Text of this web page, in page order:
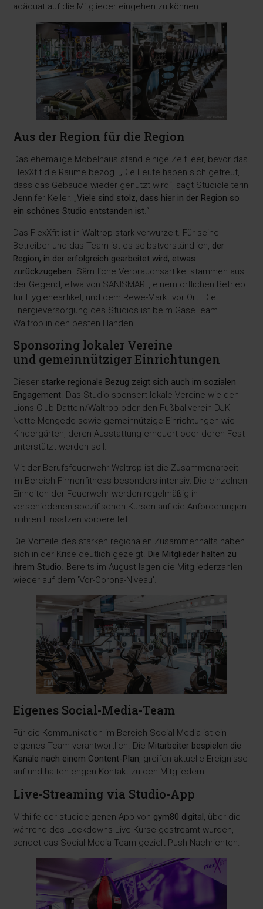
adäquat auf die Mitglieder eingehen zu können.
Aus der Region für die Region
Das ehemalige Möbelhaus stand einige Zeit leer, bevor das
FlexXfit die Räume bezog. „Die Leute haben sich gefreut,
dass das Gebäude wieder genutzt wird“, sagt Studioleiterin
Jennifer Keller. „Viele sind stolz, dass hier in der Region so
ein schönes Studio entstanden ist.“
Das FlexXfit ist in Waltrop stark verwurzelt. Für seine
Betreiber und das Team ist es selbstverständlich, der
Region, in der erfolgreich gearbeitet wird, etwas
zurückzugeben. Sämtliche Verbrauchsartikel stammen aus
der Gegend, etwa von SANISMART, einem örtlichen Betrieb
für Hygieneartikel, und dem Rewe-Markt vor Ort. Die
Energieversorgung des Studios ist beim GaseTeam
Waltrop in den besten Händen.
Sponsoring lokaler Vereine
und gemeinnütziger Einrichtungen
Dieser starke regionale Bezug zeigt sich auch im sozialen
Engagement. Das Studio sponsert lokale Vereine wie den
Lions Club Datteln/Waltrop oder den Fußballverein DJK
Nette Mengede sowie gemeinnützige Einrichtungen wie
Kindergärten, deren Ausstattung erneuert oder deren Fest
unterstützt werden soll.
Mit der Berufsfeuerwehr Waltrop ist die Zusammenarbeit
im Bereich Firmenfitness besonders intensiv: Die einzelnen
Einheiten der Feuerwehr werden regelmäßig in
verschiedenen spezifischen Kursen auf die Anforderungen
in ihren Einsätzen vorbereitet.
Die Vorteile des starken regionalen Zusammenhalts haben
sich in der Krise deutlich gezeigt. Die Mitglieder halten zu
ihrem Studio. Bereits im August lagen die Mitgliederzahlen
wieder auf dem 'Vor-Corona-Niveau'.
Eigenes Social-Media-Team
Für die Kommunikation im Bereich Social Media ist ein
eigenes Team verantwortlich. Die Mitarbeiter bespielen die
Kanäle nach einem Content-Plan, greifen aktuelle Ereignisse
auf und halten engen Kontakt zu den Mitgliedern.
Live-Streaming via Studio-App
Mithilfe der studioeigenen App von gym80 digital, über die
während des Lockdowns Live-Kurse gestreamt wurden,
sendet das Social Media-Team gezielt Push-Nachrichten.